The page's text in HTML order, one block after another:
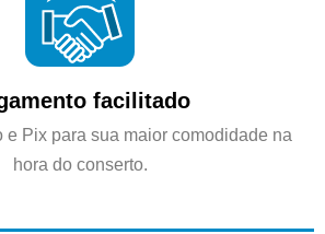
facilitado
e Pix para sua maior comodidade na
hora do conserto.